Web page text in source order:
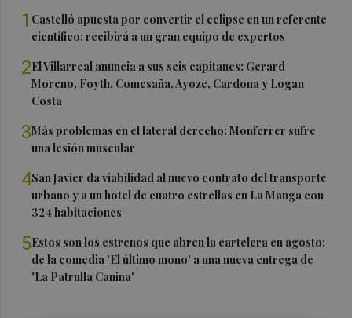
1 Castelló apuesta por convertir el eclipse en un referente
científico: recibirá a un gran equipo de expertos
2El Villarreal anuncia a sus seis capitanes: Gerard
Moreno, Foyth, Comesaña, Ayoze, Cardona y Logan
Costa
3Más problemas en el lateral derecho: Monferrer sufre
una lesión muscular
4San Javier da viabilidad al nuevo contrato del transporte
urbano y a un hotel de cuatro estrellas en La Manga con
324 habitaciones
5Estos son los estrenos que abren la cartelera en agosto:
de la comedia 'El último mono' a una nueva entrega de
'La Patrulla Canina'